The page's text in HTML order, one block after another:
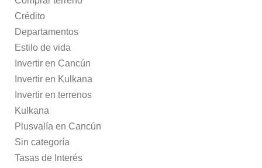
Crédito
Departamentos
Estilo de vida
Invertir en Cancún
Invertir en Kulkana
Invertir en terrenos
Kulkana
Plusvalía en Cancún
Sin categoría
Tasas de Interés